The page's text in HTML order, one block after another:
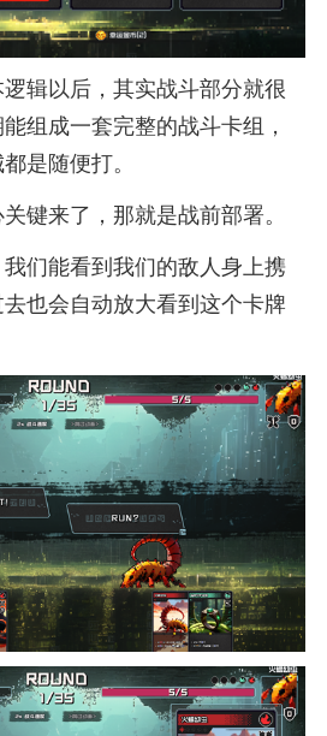
辑以后，其实战斗部分就很
组成一套完整的战斗卡组，
是随便打。
键来了，那就是战前部署。
们能看到我们的敌人身上携
也会自动放大看到这个卡牌